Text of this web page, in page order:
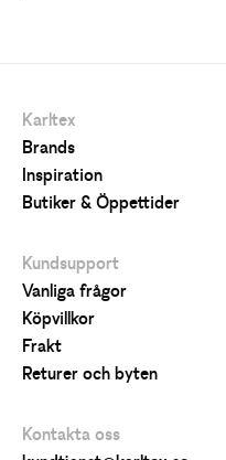
Karltex
Brands
Inspiration
Butiker & Öppettider
Kundsupport
Vanliga frågor
Köpvillkor
Frakt
Returer och byten
Kontakta oss